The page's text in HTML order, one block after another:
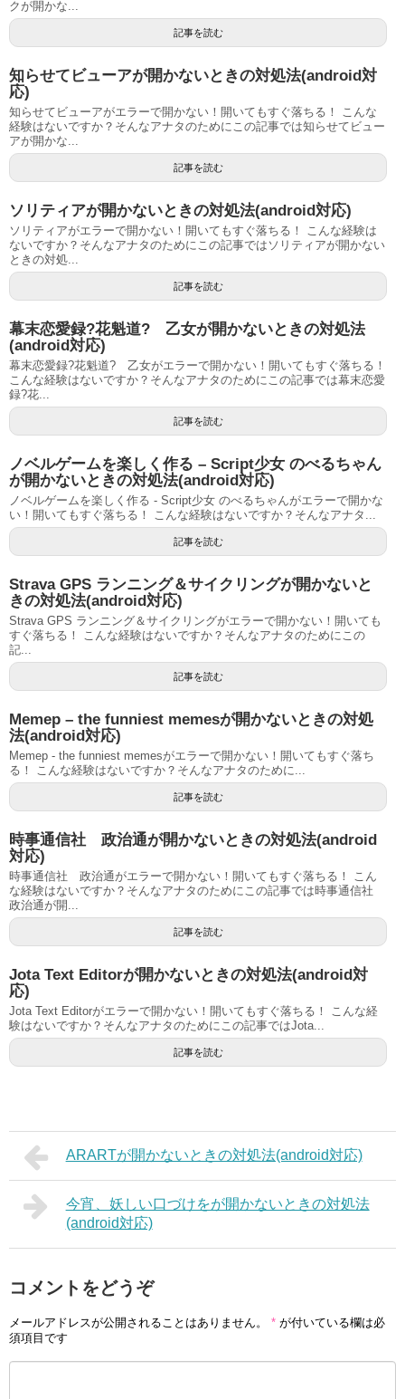
クが開かな...
記事を読む
知らせてビューアが開かないときの対処法(android対
応)
知らせてビューアがエラーで開かない！開いてもすぐ落ちる！ こんな
経験はないですか？そんなアナタのためにこの記事では知らせてビュー
アが開かな...
記事を読む
ソリティアが開かないときの対処法(android対応)
ソリティアがエラーで開かない！開いてもすぐ落ちる！ こんな経験は
ないですか？そんなアナタのためにこの記事ではソリティアが開かない
ときの対処...
記事を読む
幕末恋愛録?花魁道? 乙女が開かないときの対処法
(android対応)
幕末恋愛録?花魁道? 乙女がエラーで開かない！開いてもすぐ落ちる！
こんな経験はないですか？そんなアナタのためにこの記事では幕末恋愛
録?花...
記事を読む
ノベルゲームを楽しく作る – Script少女 のべるちゃん
が開かないときの対処法(android対応)
ノベルゲームを楽しく作る - Script少女 のべるちゃんがエラーで開かな
い！開いてもすぐ落ちる！ こんな経験はないですか？そんなアナタ...
記事を読む
Strava GPS ランニング＆サイクリングが開かないと
きの対処法(android対応)
Strava GPS ランニング＆サイクリングがエラーで開かない！開いても
すぐ落ちる！ こんな経験はないですか？そんなアナタのためにこの
記...
記事を読む
Memep – the funniest memesが開かないときの対処
法(android対応)
Memep - the funniest memesがエラーで開かない！開いてもすぐ落ち
る！ こんな経験はないですか？そんなアナタのために...
記事を読む
時事通信社 政治通が開かないときの対処法(android
対応)
時事通信社 政治通がエラーで開かない！開いてもすぐ落ちる！ こん
な経験はないですか？そんなアナタのためにこの記事では時事通信社
政治通が開...
記事を読む
Jota Text Editorが開かないときの対処法(android対
応)
Jota Text Editorがエラーで開かない！開いてもすぐ落ちる！ こんな経
験はないですか？そんなアナタのためにこの記事ではJota...
記事を読む
ARARTが開かないときの対処法(android対応)
今宵、妖しい口づけをが開かないときの対処法
(android対応)
コメントをどうぞ
メールアドレスが公開されることはありません。 * が付いている欄は必
須項目です